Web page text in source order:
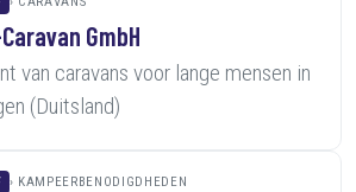
GmbH
van caravans voor lange mensen in
(Duitsland)
KAMPEERBENODIGDHEDEN